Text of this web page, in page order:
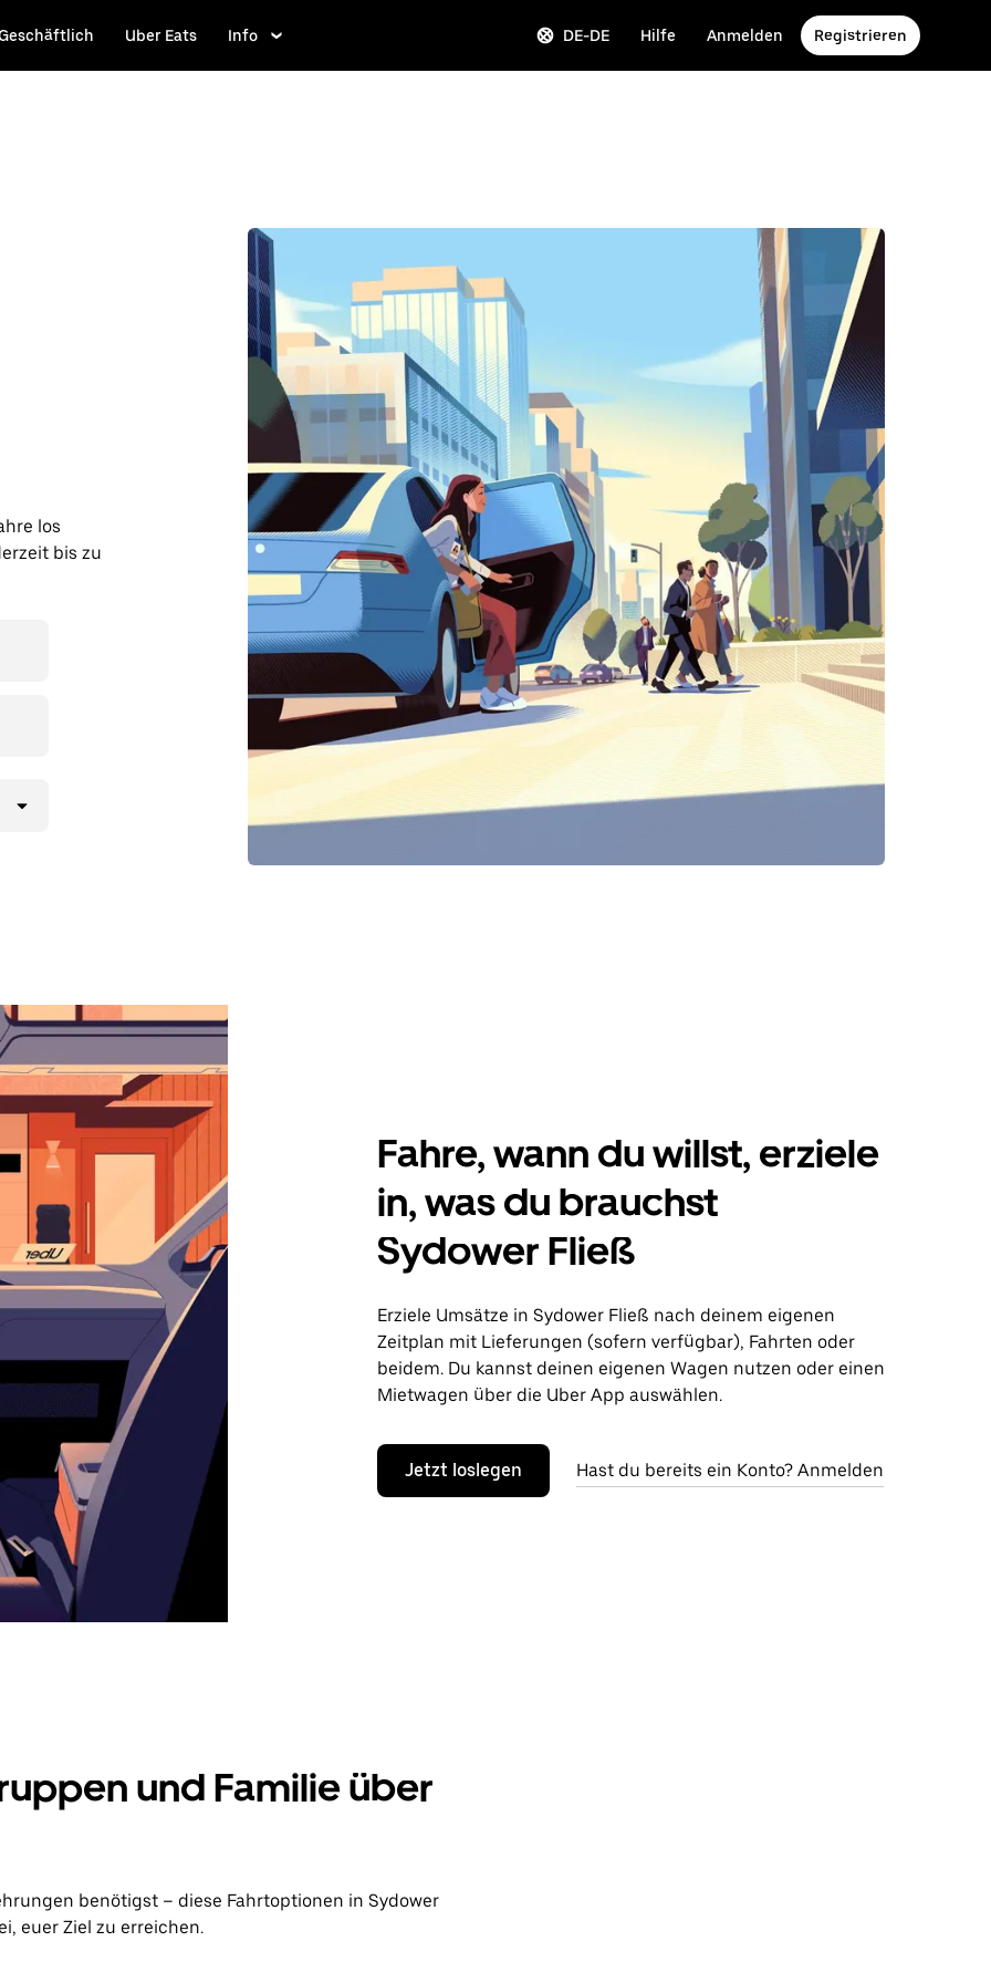
Uber Eats Info DE-DE Hilfe Anmelden Registrieren
los
bis zu
Fahre, wann du willst, erziele
in, was du brauchst
Sydower Fließ
Erziele Umsätze in Sydower Fließ nach deinem eigenen
Zeitplan mit Lieferungen (sofern verfügbar), Fahrten oder
beidem. Du kannst deinen eigenen Wagen nutzen oder einen
Mietwagen über die Uber App auswählen.
Jetzt loslegen Hast du bereits ein Konto? Anmelden
und Familie über
benötigst – diese Fahrtoptionen in Sydower
euer Ziel zu erreichen.